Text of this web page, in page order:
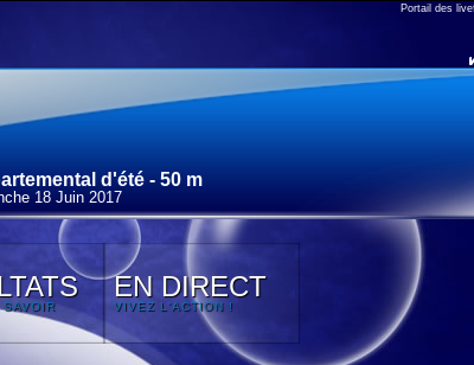
Portail des
d'été - 50 m
18 Juin 2017
SAVOIR
EN DIRECT
VIVEZ L'ACTION !